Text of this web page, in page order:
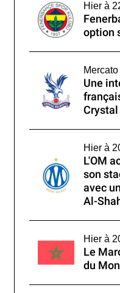
Hier à
option
Mercato
Une
Hier à
L'OM
son
avec
Al-
Hier à
Le
du